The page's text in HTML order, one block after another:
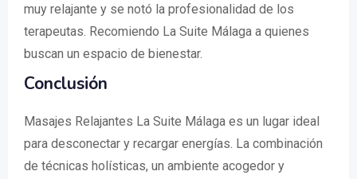
muy relajante y se notó la profesionalidad de los
terapeutas. Recomiendo La Suite Málaga a quienes
buscan un espacio de bienestar.
Conclusión
Masajes Relajantes La Suite Málaga es un lugar ideal
para desconectar y recargar energías. La combinación
de técnicas holísticas, un ambiente acogedor y